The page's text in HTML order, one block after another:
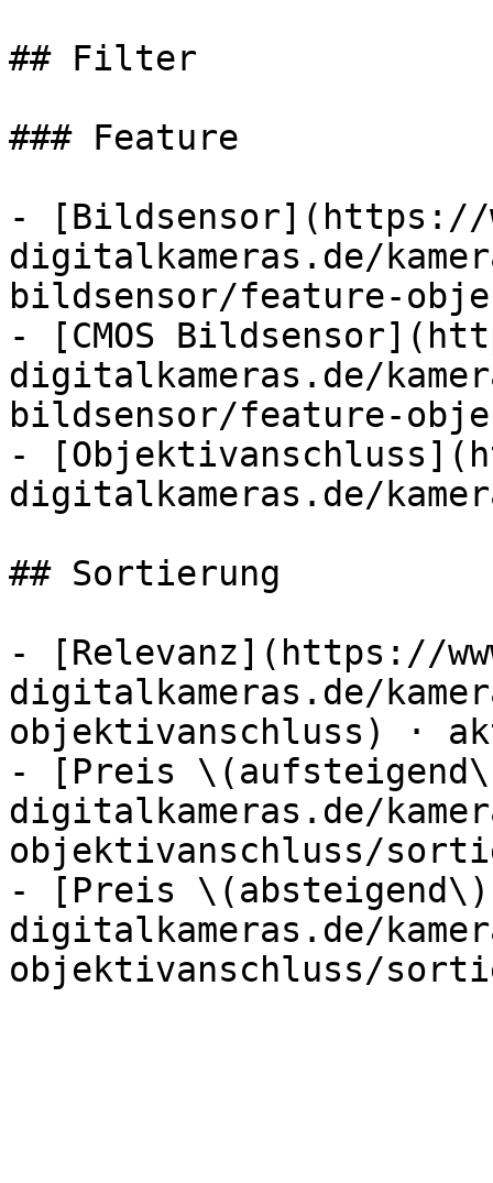
## Filter
### Feature
- [Bildsensor](https://
digitalkameras.de/
bildsensor/feature-
- [CMOS
digitalkameras.de/
bildsensor/feature-
-
digitalkameras.de/
## Sortierung
- [Relevanz](https://
digitalkameras.de/
objektivanschluss) ·
- [Preis
digitalkameras.de/
objektivanschluss/
- [Preis
digitalkameras.de/